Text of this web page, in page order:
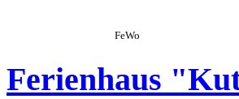
FeWo
Ferienhaus